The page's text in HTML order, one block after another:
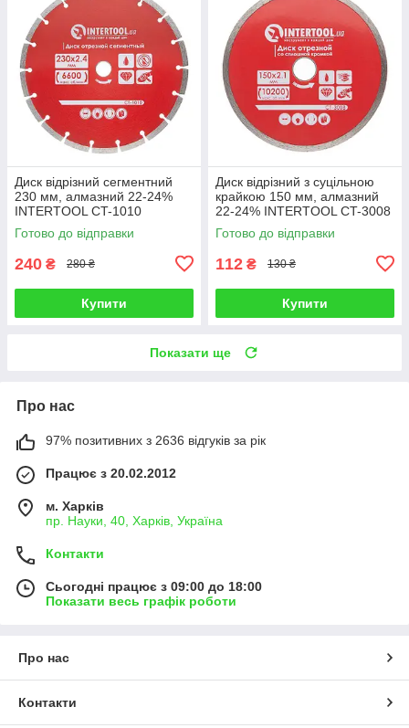
Диск відрізний сегментний
230 мм, алмазний 22-24%
INTERTOOL CT-1010
Готово до відправки
240 ₴ 280 ₴
Купити
Диск відрізний з суцільною
крайкою 150 мм, алмазний
22-24% INTERTOOL CT-3008
Готово до відправки
112 ₴ 130 ₴
Купити
Показати ще
Про нас
97% позитивних з 2636 відгуків за рік
Працює з 20.02.2012
м. Харків
пр. Науки, 40, Харків, Україна
Контакти
Сьогодні працює з 09:00 до 18:00
Показати весь графік роботи
Про нас
Контакти